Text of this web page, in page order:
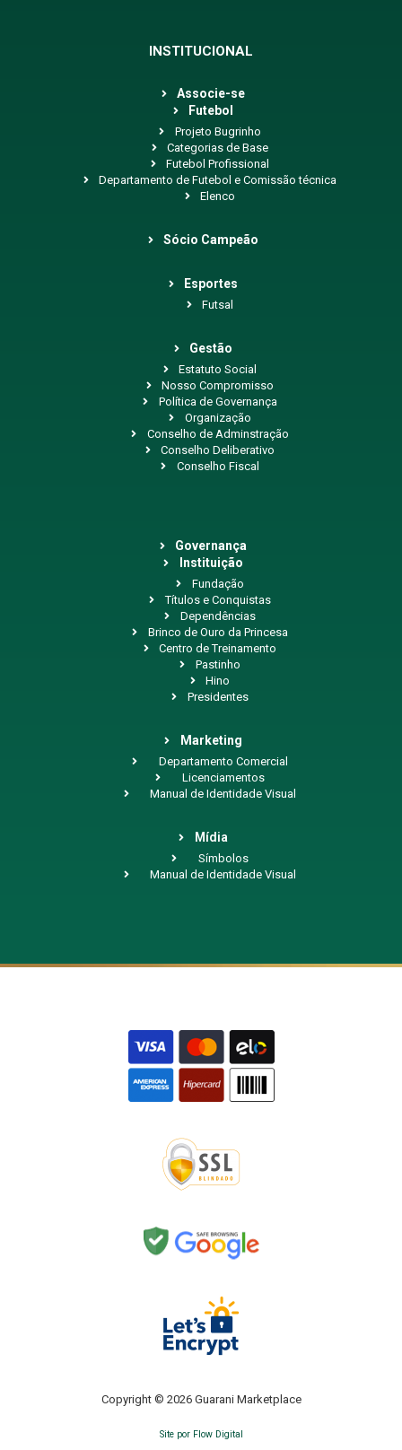
INSTITUCIONAL
Associe-se
Futebol
Projeto Bugrinho
Categorias de Base
Futebol Profissional
Departamento de Futebol e Comissão técnica
Elenco
Sócio Campeão
Esportes
Futsal
Gestão
Estatuto Social
Nosso Compromisso
Política de Governança
Organização
Conselho de Adminstração
Conselho Deliberativo
Conselho Fiscal
Governança
Instituição
Fundação
Títulos e Conquistas
Dependências
Brinco de Ouro da Princesa
Centro de Treinamento
Pastinho
Hino
Presidentes
Marketing
Departamento Comercial
Licenciamentos
Manual de Identidade Visual
Mídia
Símbolos
Manual de Identidade Visual
Copyright © 2026 Guarani Marketplace
Site por Flow Digital